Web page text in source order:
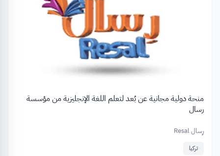
منحة دولية مجانية عن بُعد لتعلم اللغة الإنجليزية من مؤسسة
رسال
رِسال Resal
تركيا